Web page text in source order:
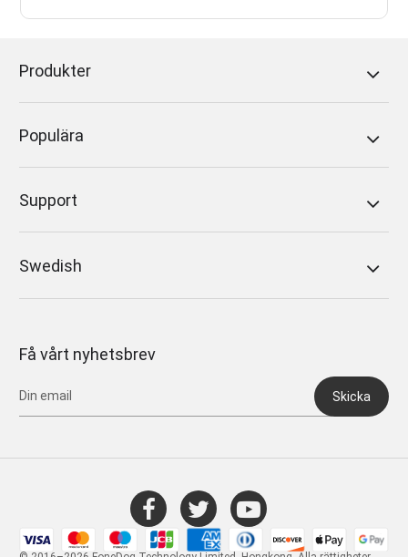
Produkter
Populära
Support
Swedish
Få vårt nyhetsbrev
Skicka